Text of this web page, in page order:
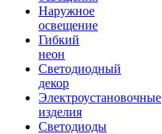
Наружное
освещение
Гибкий
неон
Светодиодный
декор
Электроустановочные
изделия
Светодиоды